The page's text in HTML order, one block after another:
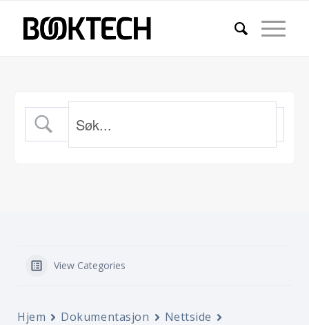
View Categories
Hjem Dokumentasjon
Nettside